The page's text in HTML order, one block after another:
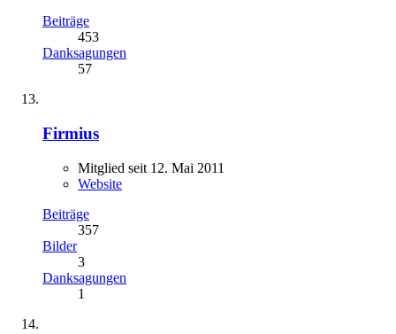
Beiträge
453
Danksagungen
57
Firmius
Mitglied seit 12. Mai 2011
Website
Beiträge
357
Bilder
3
Danksagungen
1